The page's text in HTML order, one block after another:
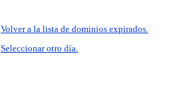
Volver a la lista de dominios expirados.
Seleccionar otro día.